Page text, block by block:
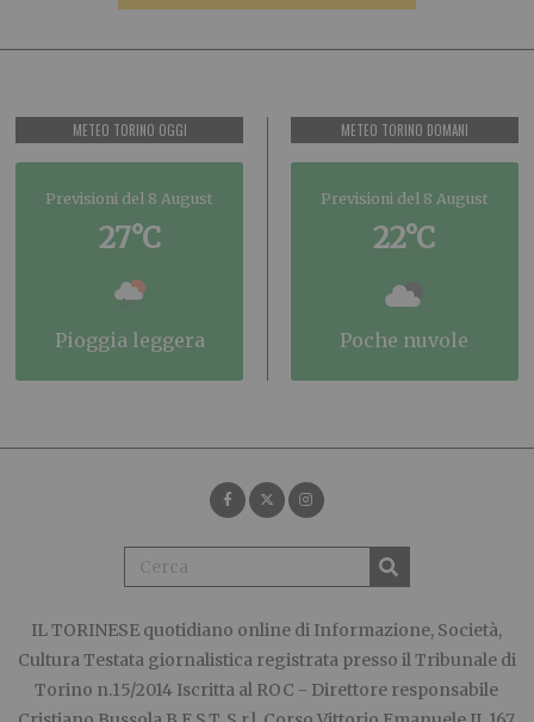
METEO TORINO OGGI
Previsioni del 8 August
27°C
pioggia leggera
METEO TORINO DOMANI
Previsioni del 8 August
22°C
poche nuvole
IL TORINESE quotidiano online di Informazione, Società,
Cultura Testata giornalistica registrata presso il Tribunale di
Torino n.15/2014 Iscritta al ROC - Direttore responsabile